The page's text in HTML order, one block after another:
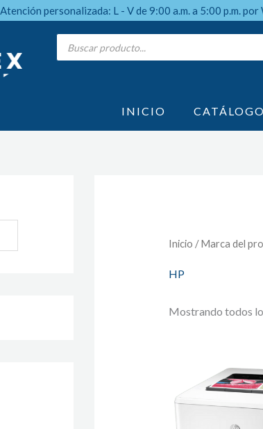
Atención personalizada: L - V de 9:00 a.m. a 5:00 p.m. por
Products
search
INICIO CATÁLOGO
Inicio / Marca del
HP
Mostrando todos